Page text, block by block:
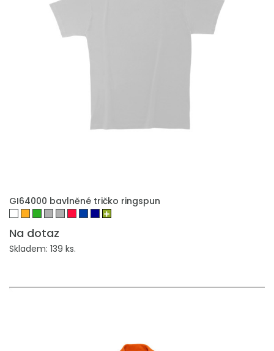
PŘIDAT DO POPTÁVKY
GI64000 bavlněné tričko ringspun
Na dotaz
Skladem: 139 ks.